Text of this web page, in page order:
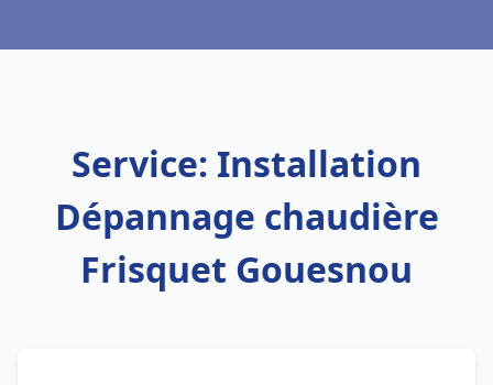
Service: Installation
Dépannage chaudière
Frisquet Gouesnou